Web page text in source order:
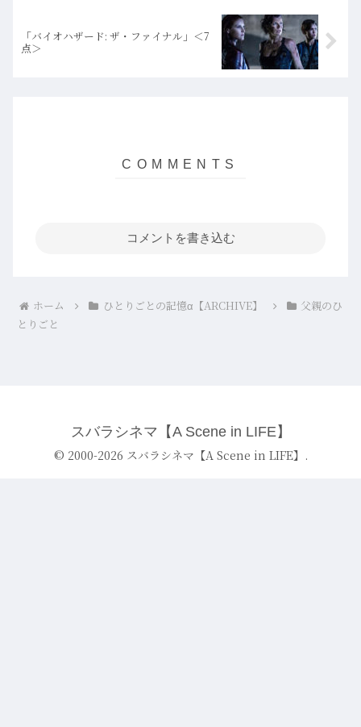
「バイオハザード: ザ・ファイナル」＜7
点＞
コメントを書き込む
ホーム ひとりごとの記憶α【ARCHIVE】
父親のひ
とりごと
スバラシネマ【A Scene in LIFE】
© 2000-2026 スバラシネマ【A Scene in LIFE】.